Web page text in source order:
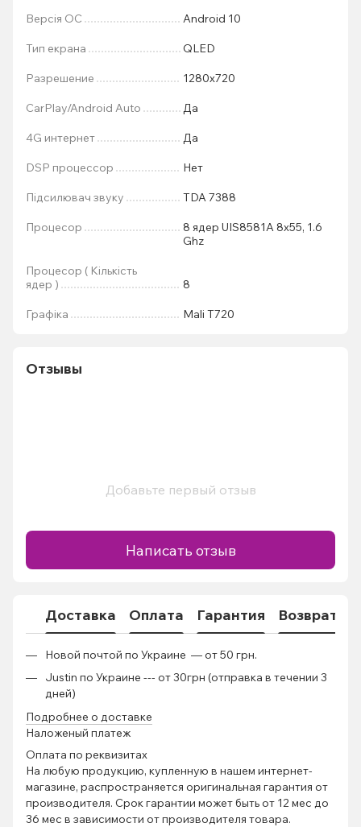
Версія ОС Android 10
Тип екрана QLED
Разрешение 1280x720
CarPlay/Android Auto Да
4G интернет Да
DSP процессор Нет
Підсилювач звуку TDA 7388
Процесор
8 ядер UIS8581A 8x55, 1.6
Ghz
Процесор ( Кількість
ядер )
8
Графіка Mali T720
Отзывы
Добавьте первый отзыв
Написать отзыв
Доставка Оплата Гарантия Возврат
Новой почтой по Украине — от 50 грн.
Justin по Украине --- от 30грн (отправка в течении 3
дней)
Подробнее о доставке
Наложеный платеж
Оплата по реквизитах
На любую продукцию, купленную в нашем интернет-
магазине, распространяется оригинальная гарантия от
производителя. Срок гарантии может быть от 12 мес до
36 мес в зависимости от производителя товара.